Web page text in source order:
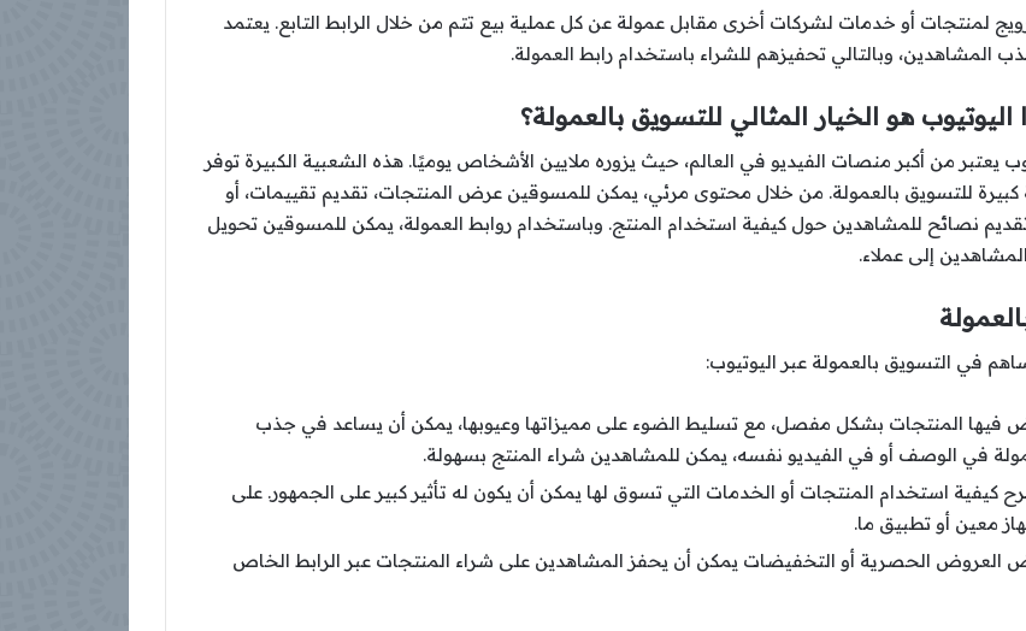
لمنتجات أو خدمات لشركات أخرى مقابل عمولة عن كل عملية بيع تتم من خلال الرابط التابع. يعتمد
وبالتالي تحفيزهم للشراء باستخدام رابط العمولة.
اليوتيوب هو الخيار المثالي للتسويق بالعمولة؟
يعتبر من أكبر منصات الفيديو في العالم، حيث يزوره ملايين الأشخاص يوميًا. هذه الشعبية الكبيرة توفر
للتسويق بالعمولة. من خلال محتوى مرئي، يمكن للمسوقين عرض المنتجات، تقديم تقييمات، أو
نصائح للمشاهدين حول كيفية استخدام المنتج. وباستخدام روابط العمولة، يمكن للمسوقين تحويل
إلى عملاء.
في التسويق بالعمولة عبر اليوتيوب:
فيها المنتجات بشكل مفصل، مع تسليط الضوء على مميزاتها وعيوبها، يمكن أن يساعد في جذب
في الوصف أو في الفيديو نفسه، يمكن للمشاهدين شراء المنتج بسهولة.
كيفية استخدام المنتجات أو الخدمات التي تسوق لها يمكن أن يكون له تأثير كبير على الجمهور. على
معين أو تطبيق ما.
العروض الحصرية أو التخفيضات يمكن أن يحفز المشاهدين على شراء المنتجات عبر الرابط الخاص